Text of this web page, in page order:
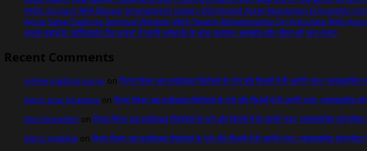
Watched
Digital
Podcast
Channel
India
VKDL Group’s NPA Bazaar Strengthens India’s Distressed Asset Resolution Ecosystem
Anuja Sahai Explores Spiritual Wisdom With Swami Abhedananda On Articulate With
अनुजा सहाई के ‘आर्टिक्युलेट विद अनुजा’ में स्वामी अभेदानंद के साथ अध्यात्म, आत्मबोध और जीवन की गहन यात्रा
Recent Comments
online ingilizce kursu onप्रिया सिन्हा अब वर्ल्डवाइड रिकॉर्ड्स के गाने और फिल्मों में ही आएंगी नजर, एक्सक्लूसिव
kıbrıs araç kiralama onप्रिया सिन्हा अब वर्ल्डवाइड रिकॉर्ड्स के गाने और फिल्मों में ही आएंगी नजर, एक्सक्लूसिव
Seo hizmetleri onप्रिया सिन्हा अब वर्ल्डवाइड रिकॉर्ड्स के गाने और फिल्मों में ही आएंगी नजर, एक्सक्लूसिव कॉन्ट्रैक्ट
kıbrıs medikal onप्रिया सिन्हा अब वर्ल्डवाइड रिकॉर्ड्स के गाने और फिल्मों में ही आएंगी नजर, एक्सक्लूसिव कॉन्ट्रैक्ट